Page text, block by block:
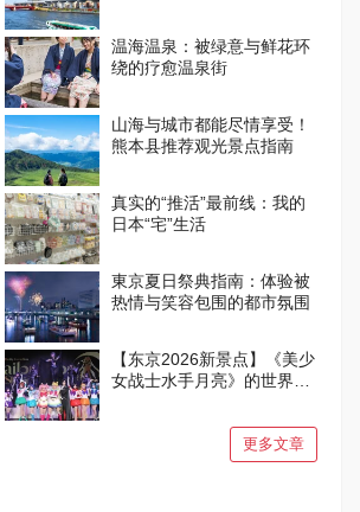
温海温泉：被绿意与鲜花环
绕的疗愈温泉街
山海与城市都能尽情享受！
熊本县推荐观光景点指南
真实的“推活”最前线：我的
日本“宅”生活
東京夏日祭典指南：体验被
热情与笑容包围的都市氛围
【东京2026新景点】《美少
女战士水手月亮》的世界在
更多文章